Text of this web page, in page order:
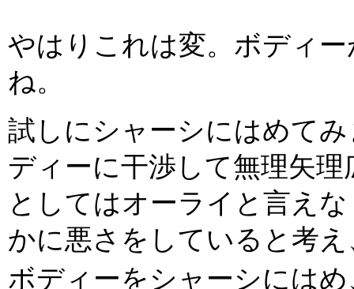
やはりこれは変。ボディ
ね。
試しにシャーシにはめて
ディーに干渉して無理矢
としてはオーライと言え
かに悪さをしていると考
ボディーをシャーシには